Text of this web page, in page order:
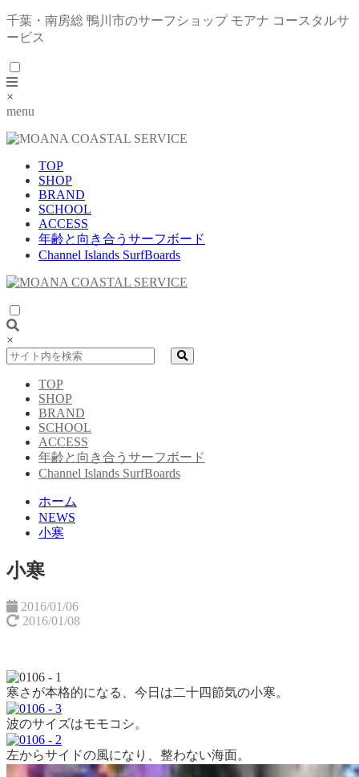
千葉・南房総 鴨川市のサーフショップ モアナ コースタルサ
ービス
×
menu
TOP
SHOP
BRAND
SCHOOL
ACCESS
年齢と向き合うサーフボード
Channel Islands SurfBoards
×
TOP
SHOP
BRAND
SCHOOL
ACCESS
年齢と向き合うサーフボード
Channel Islands SurfBoards
ホーム
NEWS
小寒
小寒
2016/01/06
2016/01/08
寒さが本格的になる、今日は二十四節気の小寒。
波のサイズはモモコシ。
左からサイドの風になり、整わない海面。